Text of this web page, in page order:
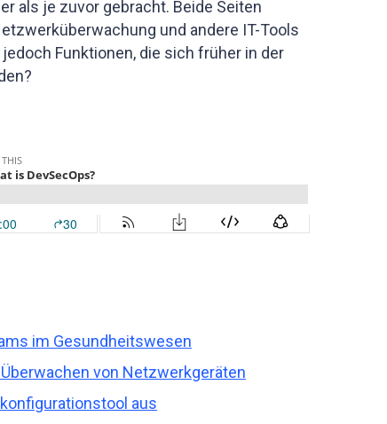
als je zuvor gebracht. Beide Seiten
und andere IT-Tools
Funktionen, die sich früher in der
im Gesundheitswesen
von Netzwerkgeräten
aus